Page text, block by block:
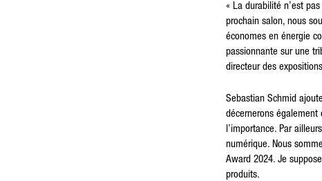
« La durabilité n’est
prochain salon, nous
économes en énergie
passionnante sur une
directeur des
Sebastian Schmid
décernerons également
l’importance. Par
numérique. Nous
Award 2024. Je
produits.